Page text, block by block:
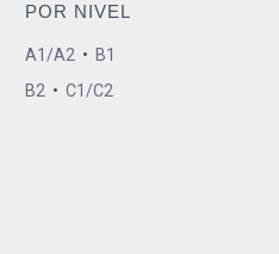
POR NIVEL
A1/A2 • B1
B2 • C1/C2